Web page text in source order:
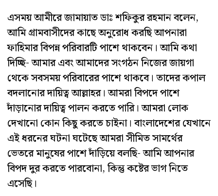
এসময় আমীরে জামায়াত ডাঃ শফিকুর রহমান বলেন,
আমি গ্রামবাসীদের কাছে অনুরোধ করছি আপনারা
ফাহিমার বিপন্ন পরিবারটি পাশে থাকবেন। আমি কথা
দিচ্ছি- আমার এবং আমাদের সংগঠন নিজের জায়গা
থেকে সবসময় পরিবারের পাশে থাকবে। তাদের কপাল
বদলানোর দায়িত্ব আল্লাহর। আমরা বিপদে পাশে
দাঁড়ানোর দায়িত্ব পালন করতে পারি। আমরা লোক
দেখানো কোন কিছু করতে চাইনা। বাংলাদেশের যেখানে
এই ধরনের ঘটনা ঘটেছে আমরা সীমিত সামর্থের
ভেতরে মানুষের পাশে দাঁড়িয়ে বলছি- আমি আপনার
বিপদ দুর করতে পারবোনা, কিন্তু কষ্টের ভাগ নিতে
এসেছি।